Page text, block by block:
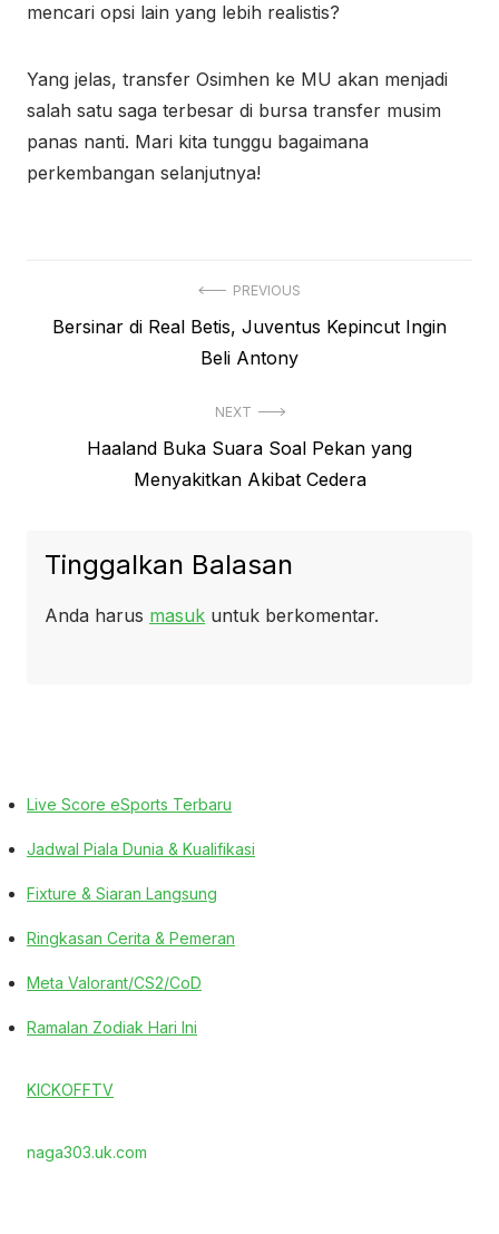
mencari opsi lain yang lebih realistis?
Yang jelas, transfer Osimhen ke MU akan menjadi
salah satu saga terbesar di bursa transfer musim
panas nanti. Mari kita tunggu bagaimana
perkembangan selanjutnya!
pos
PREVIOUS
Previous
Bersinar di Real Betis, Juventus Kepincut Ingin
Beli Antony
NEXT
Haaland Buka Suara Soal Pekan yang
Menyakitkan Akibat Cedera
Tinggalkan Balasan
Anda harus masuk untuk berkomentar.
Live Score eSports Terbaru
Jadwal Piala Dunia & Kualifikasi
Fixture & Siaran Langsung
Ringkasan Cerita & Pemeran
Meta Valorant/CS2/CoD
Ramalan Zodiak Hari Ini
KICKOFFTV
naga303.uk.com